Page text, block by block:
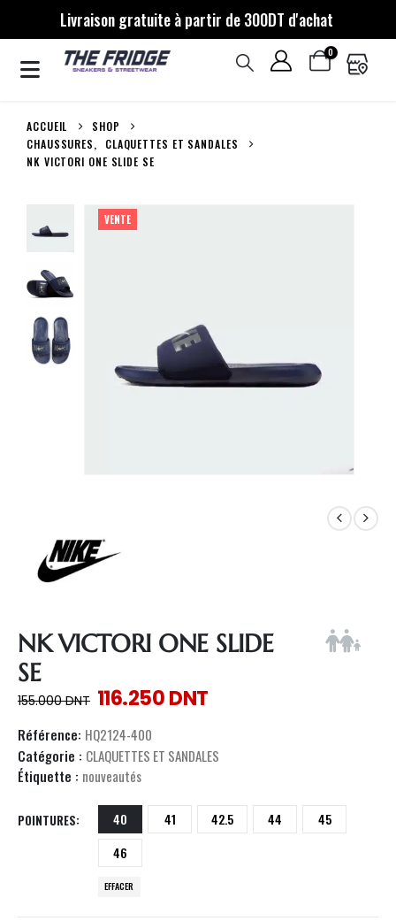
Livraison gratuite à partir de 300DT d'achat
0
ACCUEIL
SHOP
CHAUSSURES,
CLAQUETTES ET SANDALES
NK VICTORI ONE SLIDE SE
VENTE
NK VICTORI ONE SLIDE
SE
155.000DNT 116.250DNT
Référence: HQ2124-400
Catégorie : CLAQUETTES ET SANDALES
Étiquette : nouveautés
POINTURES 40 41 42.5 44
45
46
EFFACER